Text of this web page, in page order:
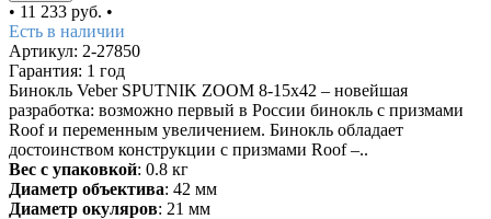
• 11 233 руб. •
Есть в наличии
Артикул: 2-27850
Гарантия: 1 год
Бинокль Veber SPUTNIK ZOOM 8-15х42 – новейшая
разработка: возможно первый в России бинокль с призмами
Roof и переменным увеличением. Бинокль обладает
достоинством конструкции с призмами Roof –..
Вес с упаковкой: 0.8 кг
Диаметр объектива: 42 мм
Диаметр окуляров: 21 мм